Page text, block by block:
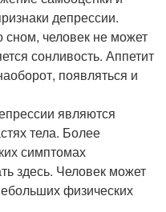
депрессии.
человек не может
сонливость. Аппетит
появляться и
являются
тела. Более
симптомах
здесь. Человек может
физических